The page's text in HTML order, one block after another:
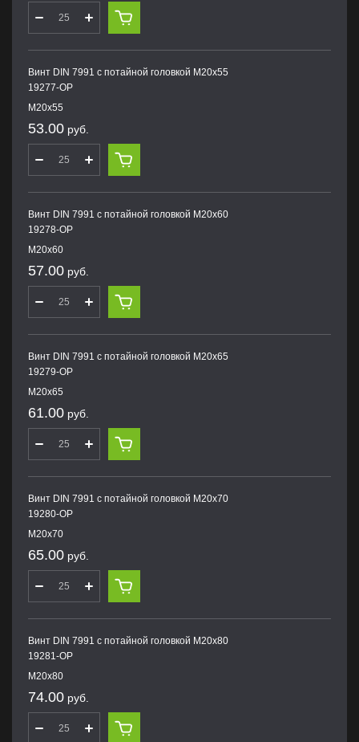
Винт DIN 7991 с потайной головкой M20х55
19277-OP
M20х55
53.00 руб.
Винт DIN 7991 с потайной головкой M20х60
19278-OP
M20х60
57.00 руб.
Винт DIN 7991 с потайной головкой M20х65
19279-OP
M20х65
61.00 руб.
Винт DIN 7991 с потайной головкой M20х70
19280-OP
M20х70
65.00 руб.
Винт DIN 7991 с потайной головкой M20х80
19281-OP
M20х80
74.00 руб.